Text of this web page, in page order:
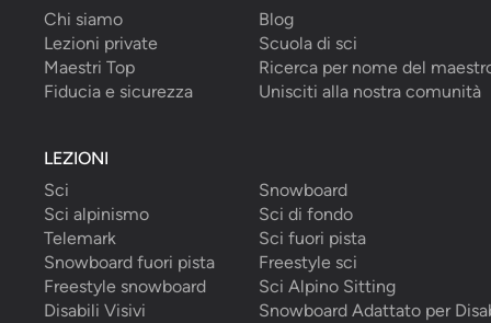
Chi siamo
Blog
Lezioni private
Scuola di sci
Maestri Top
Ricerca per nome del
Fiducia e sicurezza
Unisciti alla nostra comunità
LEZIONI
Sci
Snowboard
Sci alpinismo
Sci di fondo
Telemark
Sci fuori pista
Snowboard fuori pista
Freestyle sci
Freestyle snowboard
Sci Alpino Sitting
Disabili Visivi
Snowboard Adattato per